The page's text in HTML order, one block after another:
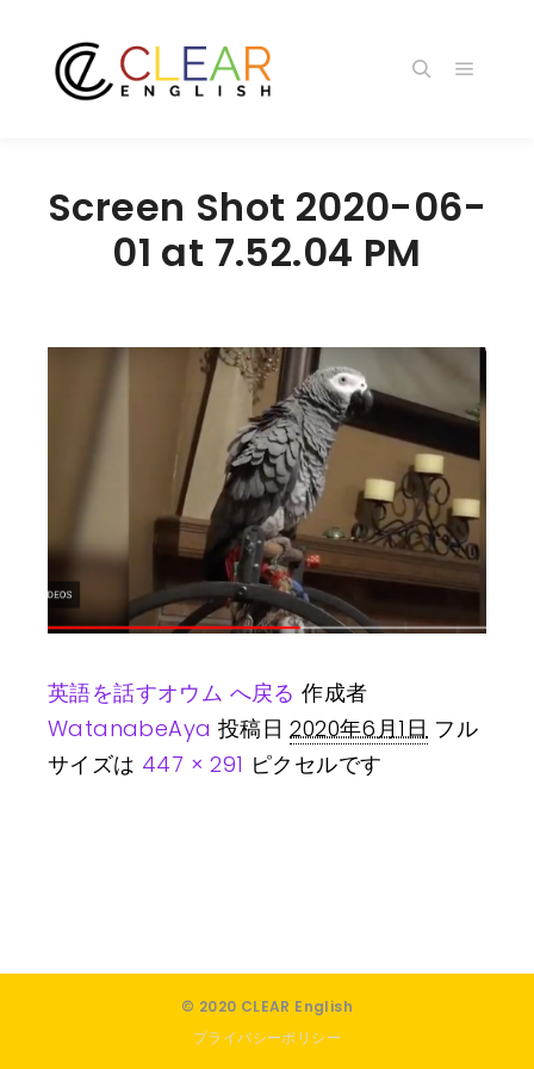
Screen Shot 2020-06-
01 at 7.52.04 PM
英語を話すオウム へ戻る 作成者
WatanabeAya 投稿日2020年6月1日 フル
サイズは 447 × 291 ピクセルです
© 2020 CLEAR English
プライバシーポリシー